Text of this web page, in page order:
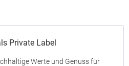
Private Label
Werte und Genuss für